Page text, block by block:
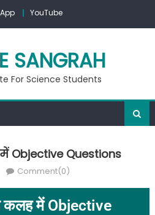
YouTube
SANGRAH
For Science Students
Questions
Comment(0)
कलह में Objective